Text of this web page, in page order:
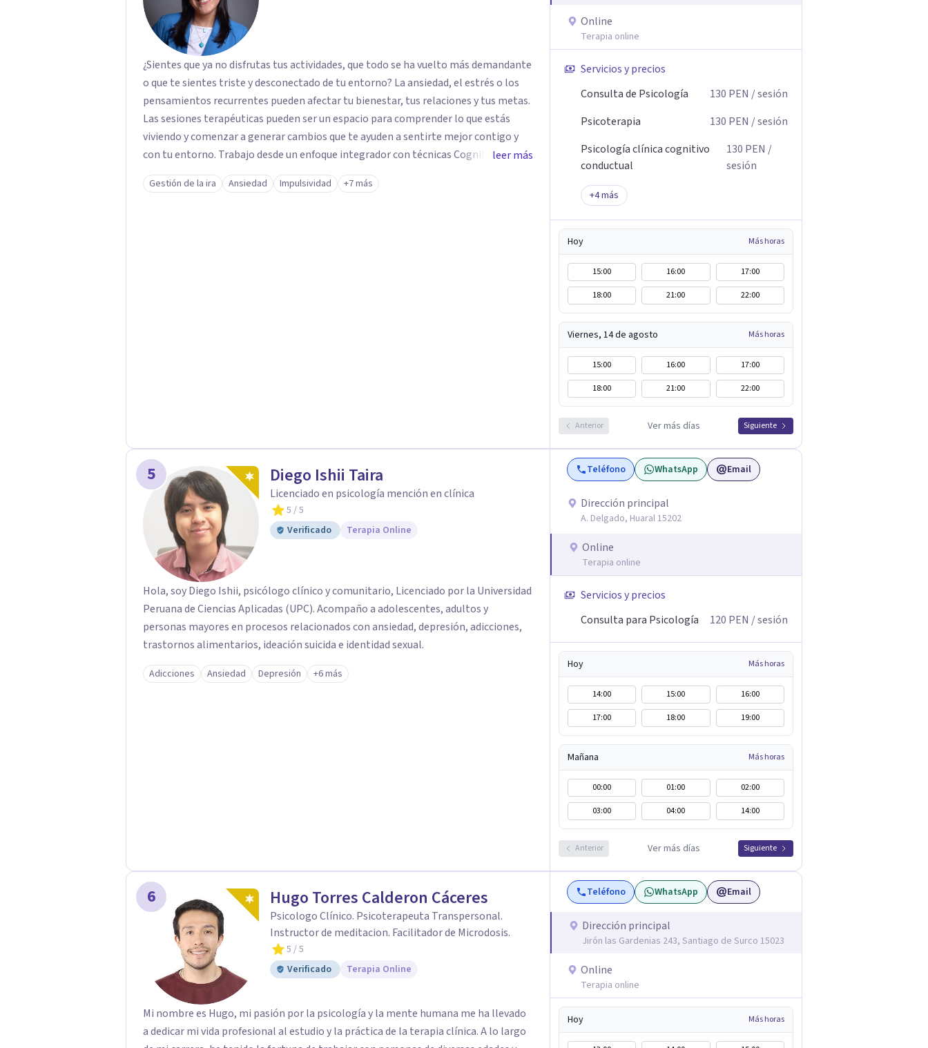
¿Sientes que ya no disfrutas tus actividades, que todo se ha vuelto más demandante
o que te sientes triste y desconectado de tu entorno? La ansiedad, el estrés o los
pensamientos recurrentes pueden afectar tu bienestar, tus relaciones y tus metas.
Las sesiones terapéuticas pueden ser un espacio para comprender lo que estás
viviendo y comenzar a generar cambios que te ayuden a sentirte mejor contigo y
con tu entorno. Trabajo desde un enfoque integrador con técnicas Cognitivo-
Conductuales, Arteterapia Gestalt y Terapia de Familia y Pareja, adaptando cada
proceso a tus necesidades. Acompaño a adultos que atraviesan ansiedad,
leer más
Gestión de la ira Ansiedad Impulsividad +7 más
Online
Terapia online
Servicios y precios
Consulta de Psicología
130 PEN / sesión
Psicoterapia
130 PEN / sesión
Psicología clínica cognitivo
conductual
130 PEN /
sesión
+4más
Hoy Más horas
15:00 16:00
17:00
18:00
21:00 22:00
Viernes, 14 de agosto Más horas
15:00 16:00
17:00
18:00
21:00 22:00
Anterior Ver más días Siguiente
5 Diego Ishii Taira
Licenciado en psicología mención en clínica
5 / 5
Verificado
Terapia Online
Hola, soy Diego Ishii, psicólogo clínico y comunitario, Licenciado por la Universidad
Peruana de Ciencias Aplicadas (UPC). Acompaño a adolescentes, adultos y
personas mayores en procesos relacionados con ansiedad, depresión, adicciones,
trastornos alimentarios, ideación suicida e identidad sexual.
Adicciones Ansiedad Depresión +6 más
Teléfono WhatsApp Email
Dirección principal
A. Delgado, Huaral 15202
Online
Terapia online
Servicios y precios
Consulta para Psicología
120 PEN / sesión
Hoy Más horas
14:00 15:00
16:00
17:00
18:00 19:00
Mañana Más horas
00:00 01:00
02:00
03:00
04:00 14:00
Anterior Ver más días Siguiente
6 Hugo Torres Calderon Cáceres
Psicologo Clínico. Psicoterapeuta Transpersonal.
Instructor de meditacion. Facilitador de Microdosis.
5 / 5
Verificado
Terapia Online
Mi nombre es Hugo, mi pasión por la psicología y la mente humana me ha llevado
a dedicar mi vida profesional al estudio y la práctica de la terapia clínica. A lo largo
Teléfono WhatsApp Email
Dirección principal
Jirón las Gardenias 243, Santiago de Surco 15023
Online
Terapia online
Hoy Más horas